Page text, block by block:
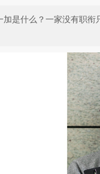
加是什么？一家没有职